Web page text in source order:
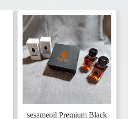
sesameoil Premium Black